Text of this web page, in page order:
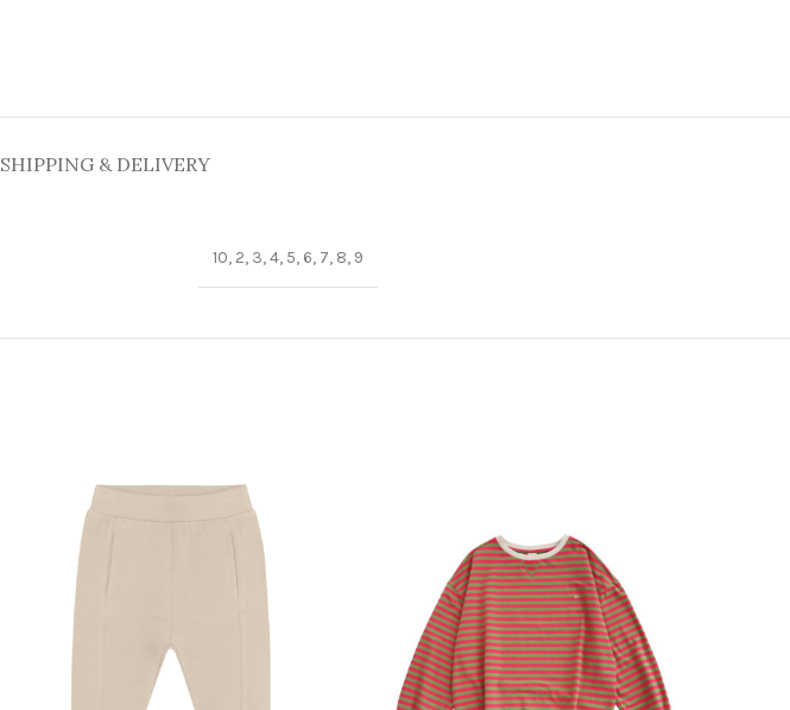
SHIPPING & DELIVERY
10, 2, 3, 4, 5, 6, 7, 8, 9